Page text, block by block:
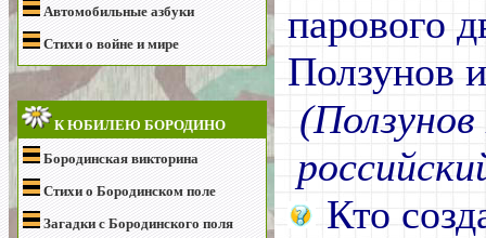
Автомобильные азбуки
Стихи о войне и мире
К ЮБИЛЕЮ БОРОДИНО
Бородинская викторина
Стихи о Бородинском поле
Загадки с Бородинского поля
парового
Ползунов
Кто